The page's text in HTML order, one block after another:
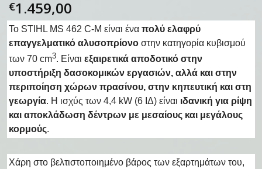
€1.459,00
Το STIHL MS 462 C-M είναι ένα πολύ ελαφρύ
επαγγελματικό αλυσοπρίονο στην κατηγορία κυβισμού
των 70 cm3. Είναι εξαιρετικά αποδοτικό στην
υποστήριξη δασοκομικών εργασιών, αλλά και στην
περιποίηση χώρων πρασίνου, στην κηπευτική και στη
γεωργία. Η ισχύς των 4,4 kW (6 ΙΔ) είναι ιδανική για ρίψη
και αποκλάδωση δέντρων με μεσαίους και μεγάλους
κορμούς.
Χάρη στο βελτιστοποιημένο βάρος των εξαρτημάτων του,